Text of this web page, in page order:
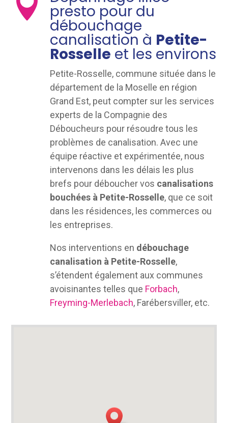
presto pour du
débouchage
canalisation à Petite-
Rosselle et les environs
Petite-Rosselle, commune située dans le
département de la Moselle en région
Grand Est, peut compter sur les services
experts de la Compagnie des
Déboucheurs pour résoudre tous les
problèmes de canalisation. Avec une
équipe réactive et expérimentée, nous
intervenons dans les délais les plus
brefs pour déboucher vos canalisations
bouchées à Petite-Rosselle, que ce soit
dans les résidences, les commerces ou
les entreprises.
Nos interventions en débouchage
canalisation à Petite-Rosselle,
s’étendent également aux communes
avoisinantes telles que Forbach,
Freyming-Merlebach, Farébersviller, etc.